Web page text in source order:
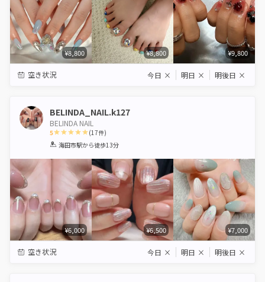
¥8,800 ¥8,800 ¥9,800
空き状況 今日 × 明日 × 明後日 ×
BELINDA_NAIL.k127
BELINDA NAIL
5
1 2 3 4 5
(17件)
海田市駅から徒歩13分
¥6,000 ¥6,500 ¥7,000
空き状況 今日 × 明日 × 明後日 ×